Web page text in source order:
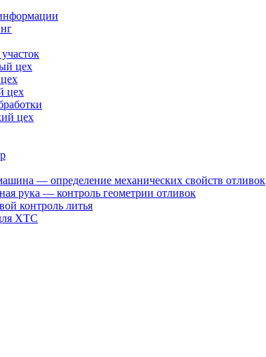
цех
цех
цех
— определение механических свойств отливок
рука — контроль геометрии отливок
контроль литья
ХТС